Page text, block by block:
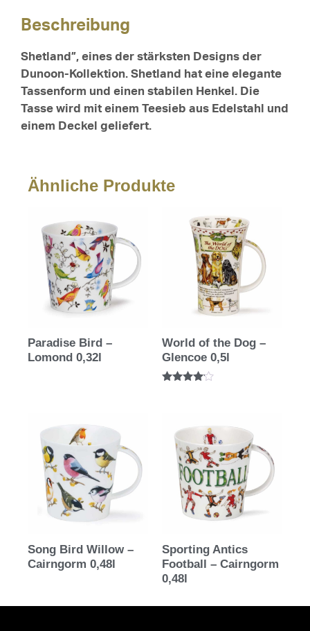
Beschreibung
Shetland”, eines der stärksten Designs der
Dunoon-Kollektion. Shetland hat eine elegante
Tassenform und einen stabilen Henkel. Die
Tasse wird mit einem Teesieb aus Edelstahl und
einem Deckel geliefert.
Ähnliche Produkte
Paradise Bird –
Lomond 0,32l
World of the Dog –
Glencoe 0,5l
Song Bird Willow –
Cairngorm 0,48l
Sporting Antics
Football – Cairngorm
0,48l